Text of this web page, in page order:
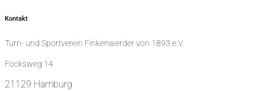
Kontakt
Turn- und Sportverein Finkenwerder von 1893 e.V.
Focksweg 14
21129 Hamburg